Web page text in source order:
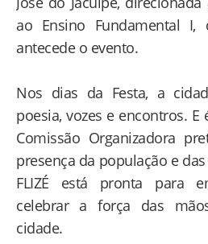
ao Ensino Fundamental
antecede o evento.
Nos dias da Festa, a
poesia, vozes e encontros.
Comissão Organizadora
presença da população e
FLIZÉ está pronta para
celebrar a força das
cidade.